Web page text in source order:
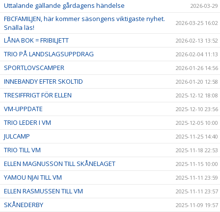
Uttalande gällande gårdagens händelse 2026-03-29
FBCFAMILJEN, här kommer säsongens viktigaste nyhet.
Snälla läs!
2026-03-25 16:02
LÅNA BOK = FRIBILJETT 2026-02-13 13:52
TRIO PÅ LANDSLAGSUPPDRAG 2026-02-04 11:13
SPORTLOVSCAMPER 2026-01-26 14:56
INNEBANDY EFTER SKOLTID 2026-01-20 12:58
TRESIFFRIGT FÖR ELLEN 2025-12-12 18:08
VM-UPPDATE 2025-12-10 23:56
TRIO LEDER I VM 2025-12-05 10:00
JULCAMP 2025-11-25 14:40
TRIO TILL VM 2025-11-18 22:53
ELLEN MAGNUSSON TILL SKÅNELAGET 2025-11-15 10:00
YAMOU NJAI TILL VM 2025-11-11 23:59
ELLEN RASMUSSEN TILL VM 2025-11-11 23:57
SKÅNEDERBY 2025-11-09 19:57